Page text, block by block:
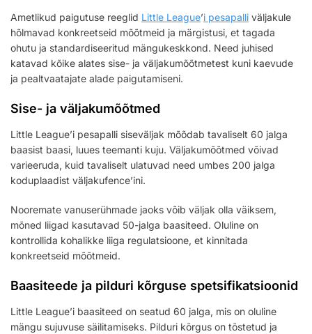
Ametlikud paigutuse reeglid Little League’i pesapalli väljakule
hõlmavad konkreetseid mõõtmeid ja märgistusi, et tagada
ohutu ja standardiseeritud mängukeskkond. Need juhised
katavad kõike alates sise- ja väljakumõõtmetest kuni kaevude
ja pealtvaatajate alade paigutamiseni.
Sise- ja väljakumõõtmed
Little League’i pesapalli siseväljak mõõdab tavaliselt 60 jalga
baasist baasi, luues teemanti kuju. Väljakumõõtmed võivad
varieeruda, kuid tavaliselt ulatuvad need umbes 200 jalga
koduplaadist väljakufence’ini.
Nooremate vanuserühmade jaoks võib väljak olla väiksem,
mõned liigad kasutavad 50-jalga baasiteed. Oluline on
kontrollida kohalikke liiga regulatsioone, et kinnitada
konkreetseid mõõtmeid.
Baasiteede ja pilduri kõrguse spetsifikatsioonid
Little League’i baasiteed on seatud 60 jalga, mis on oluline
mängu sujuvuse säilitamiseks. Pilduri kõrgus on tõstetud ja